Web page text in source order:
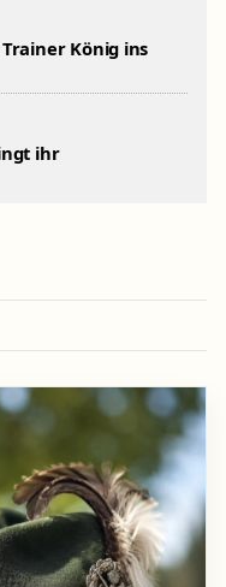
König ins
ihr